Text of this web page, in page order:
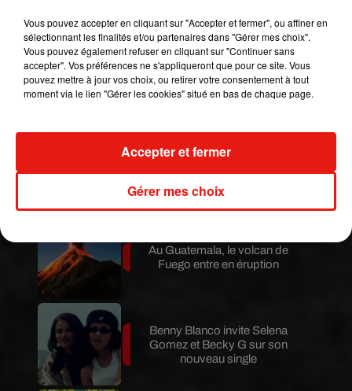
Mundo Latino
Le fourmilier géant fait son retour
en Argentine, et en pleine...
Karol G dévoile la tracklist de
invités...
Au Guatemala, le volcan de
Fuego entre en éruption
Benny Blanco invite Selena
Gomez et Becky G sur son
nouveau single
Vous pouvez accepter en cliquant sur "Accepter et fermer", ou affiner en
sélectionnant les finalités et/ou partenaires dans "Gérer mes choix".
Vous pouvez également refuser en cliquant sur "Continuer sans
accepter". Vos préférences ne s'appliqueront que pour ce site. Vous
pouvez mettre à jour vos choix, ou retirer votre consentement à tout
moment via le lien "Gérer les cookies" situé en bas de chaque page.
Gérer mes choix
Accepter et fermer